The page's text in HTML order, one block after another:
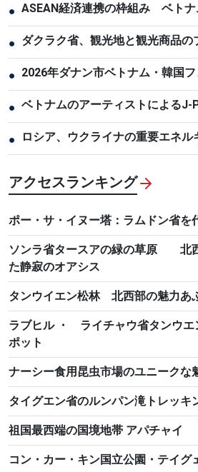
● ASEAN経済連携の枠組み ベトナ
● ダクラク省、観光地と観光商品の
● 2026年ダナン市ベトナム・韓国
● ベトナムのアーティストによるJ-
● ロシア、ウクライナの重要エネル
アクセスランキング
ポー・サ・イヌー塔：ラムドン省
ソンラ省タースアの緑の草原 北
た静寂のオアシス
タンウイエン松林 北西部の魅力あ
ラブヒル ・ ライチャウ省タンウエ
ポット
ナーシー食用昆虫市場のユニークな
タイグエン省のルンパン滝トレッキ
祖国最西端の国境地帯 アパチャイ
コン・カー・キン国立公園・テイグ